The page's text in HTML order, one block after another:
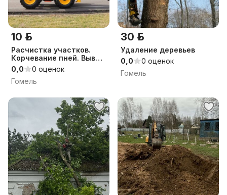
10 р.
Расчистка участков.
Корчевание пней. Вывоз
мусора
0,0
0 оценок
Гомель
30 р.
Удаление деревьев
0,0
0 оценок
Гомель